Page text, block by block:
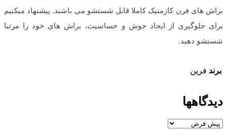
براش های فرن کازمتیک کاملا قابل شستشو می باشند. پیشنهاد میکنیم
برای جلوگیری از ایجاد جوش و حساسیت، براش های خود را مرتبا
شستشو دهید.
برند فرین
دیدگاهها